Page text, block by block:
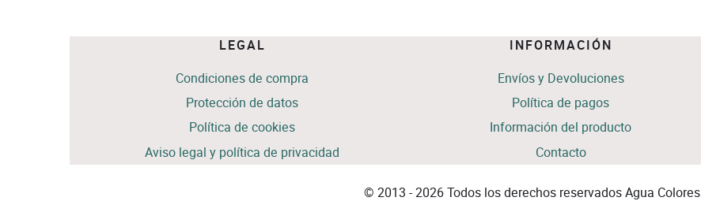
LEGAL
Condiciones de compra
Protección de datos
Política de cookies
Aviso legal y política de privacidad
INFORMACIÓN
Envíos y Devoluciones
Política de pagos
Información del producto
Contacto
© 2013 - 2026 Todos los derechos reservados Agua Colores